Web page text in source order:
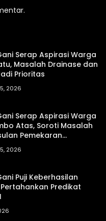
Serap Aspirasi Warga
Masalah Drainase dan
Prioritas
2026
Serap Aspirasi Warga
Atas, Soroti Masalah
Pemekaran
2026
Puji Keberhasilan
Predikat